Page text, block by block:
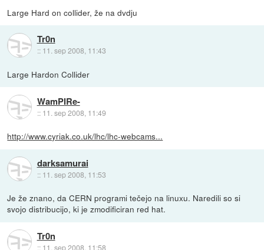
Large Hard on collider, že na dvdju
Tr0n
:: 11. sep 2008, 11:43
Large Hardon Collider
WamPIRe-
:: 11. sep 2008, 11:49
http://www.cyriak.co.uk/lhc/lhc-webcams...
darksamurai
:: 11. sep 2008, 11:53
Je že znano, da CERN programi tečejo na linuxu. Naredili so si
svojo distribucijo, ki je zmodificiran red hat.
Tr0n
:: 11. sep 2008, 11:58